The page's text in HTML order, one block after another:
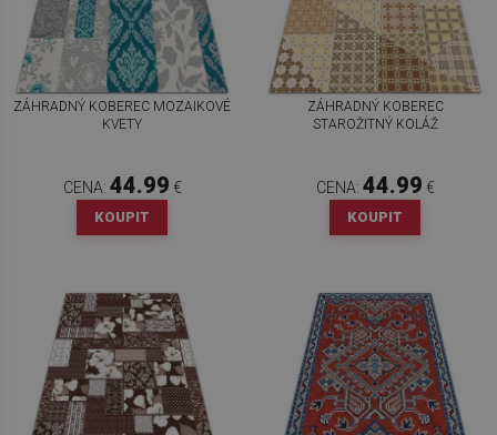
ZÁHRADNÝ KOBEREC MOZAIKOVÉ
KVETY
CENA: 44.99 €
KOUPIT
ZÁHRADNÝ KOBEREC
STAROŽITNÝ KOLÁŽ
CENA: 44.99 €
KOUPIT